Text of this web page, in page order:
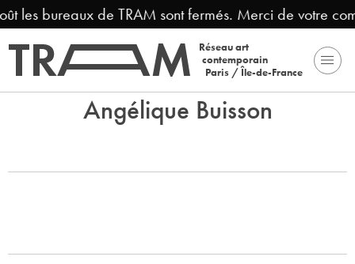
les bureaux de TRAM sont fermés. Merci de votre
Réseau art
contemporain
Paris / Île-de-France
Angélique Buisson